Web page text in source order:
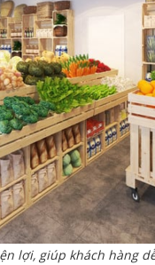
lợi, giúp khách hàng